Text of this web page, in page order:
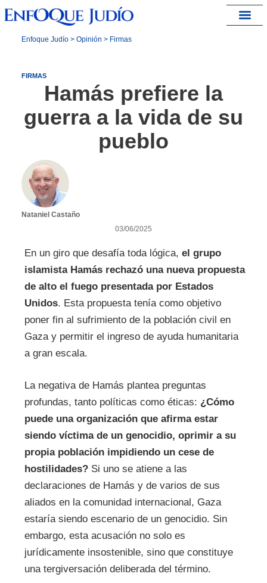
Enfoque Judío> Opinión > Firmas
FIRMAS
Hamás prefiere la
guerra a la vida de su
pueblo
Nataniel Castaño
03/06/2025
En un giro que desafía toda lógica, el grupo
islamista Hamás rechazó una nueva propuesta
de alto el fuego presentada por Estados
Unidos. Esta propuesta tenía como objetivo
poner fin al sufrimiento de la población civil en
Gaza y permitir el ingreso de ayuda humanitaria
a gran escala.
La negativa de Hamás plantea preguntas
profundas, tanto políticas como éticas: ¿Cómo
puede una organización que afirma estar
siendo víctima de un genocidio, oprimir a su
propia población impidiendo un cese de
hostilidades?Si uno se atiene a las
declaraciones de Hamás y de varios de sus
aliados en la comunidad internacional, Gaza
estaría siendo escenario de un genocidio. Sin
embargo, esta acusación no solo es
jurídicamente insostenible, sino que constituye
una tergiversación deliberada del término.